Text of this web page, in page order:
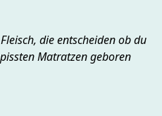
die entscheiden ob du
Matratzen geboren